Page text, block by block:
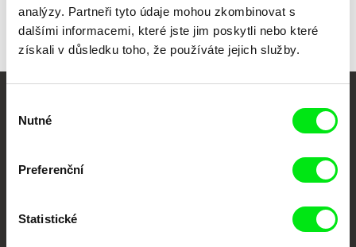
analýzy. Partneři tyto údaje mohou zkombinovat s
dalšími informacemi, které jste jim poskytli nebo které
získali v důsledku toho, že používáte jejich služby.
souhlasu
Nutné
Preferenční
Statistické
Perm-36. Reflexion